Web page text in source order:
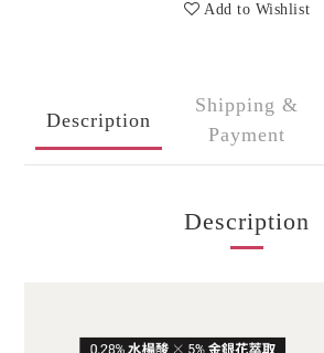
Add to Wishlist
Description
Shipping &
Payment
Description